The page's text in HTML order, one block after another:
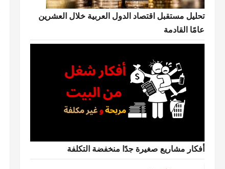
تحليل مستقبل اقتصاد الدول العربية خلال العشرين
عامًا القادمة
أفكار مشاريع صغيرة جدًا منخفضة التكلفة